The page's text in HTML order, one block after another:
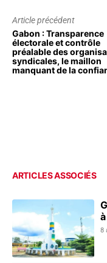
Article précédent
Gabon : Transparence
électorale et contrôle
préalable des
syndicales, le maillon
manquant de la
ARTICLES ASSOCIÉS
8